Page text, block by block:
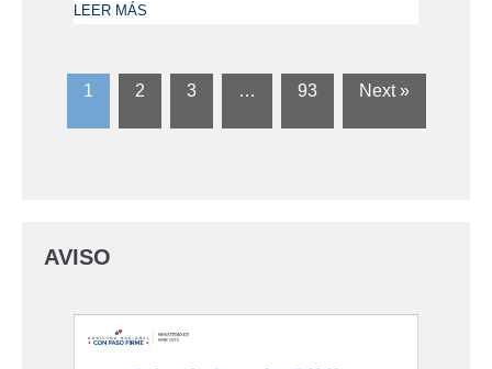
LEER MÁS
1 2 3 … 93 Next »
AVISO